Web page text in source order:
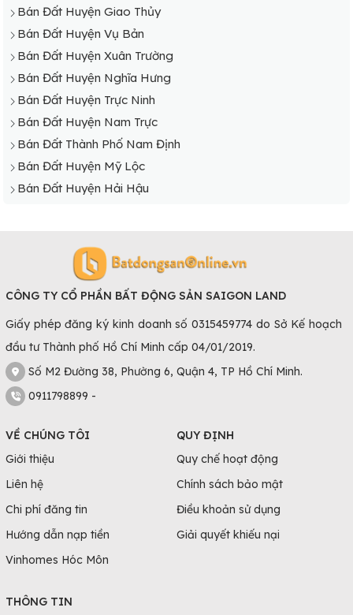
Bán Đất Huyện Giao Thủy
Bán Đất Huyện Vụ Bản
Bán Đất Huyện Xuân Trường
Bán Đất Huyện Nghĩa Hưng
Bán Đất Huyện Trực Ninh
Bán Đất Huyện Nam Trực
Bán Đất Thành Phố Nam Định
Bán Đất Huyện Mỹ Lộc
Bán Đất Huyện Hải Hậu
CÔNG TY CỔ PHẦN BẤT ĐỘNG SẢN SAIGON LAND
Giấy phép đăng ký kinh doanh số 0315459774 do Sở Kế hoạch
đầu tư Thành phố Hồ Chí Minh cấp 04/01/2019.
Số M2 Đường 38, Phường 6, Quận 4, TP Hồ Chí Minh.
0911798899 -
VỀ CHÚNG TÔI
Giới thiệu
Liên hệ
Chi phí đăng tin
Hướng dẫn nạp tiền
Vinhomes Hóc Môn
QUY ĐỊNH
Quy chế hoạt động
Chính sách bảo mật
Điều khoản sử dụng
Giải quyết khiếu nại
THÔNG TIN